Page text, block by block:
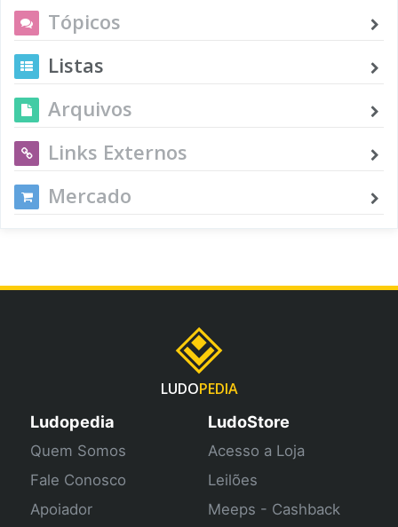
Tópicos
Listas
Arquivos
Links Externos
Mercado
LUDOPEDIA
Ludopedia
Quem Somos
Fale Conosco
Apoiador
LudoStore
Acesso a Loja
Leilões
Meeps - Cashback